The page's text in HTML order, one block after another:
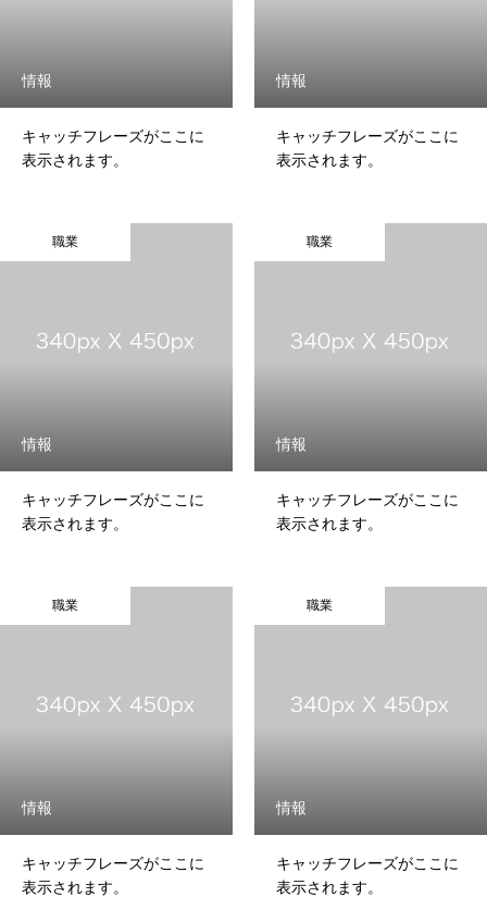
プライバシーポリシー
情報
キャッチフレーズがここに
表示されます。
情報
キャッチフレーズがここに
表示されます。
職業
情報
キャッチフレーズがここに
表示されます。
職業
情報
キャッチフレーズがここに
表示されます。
職業
情報
キャッチフレーズがここに
表示されます。
職業
情報
キャッチフレーズがここに
表示されます。